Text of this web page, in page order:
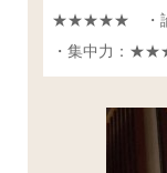
★★★★★ ・
・集中力：